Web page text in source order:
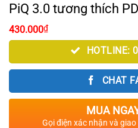
PiQ 3.0 tương thích
Giá
gốc
430.000₫Giá
hiện
430.000₫.
HOTLINE:
CHAT
MUA
Gọi điện xác nhận và